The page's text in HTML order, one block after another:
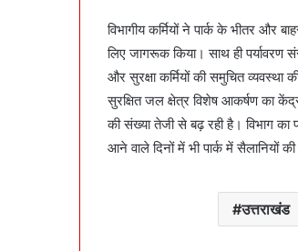
विभागीय कर्मियों ने पार्क के भीतर और
लिए जागरूक किया। साथ ही पर्यावरण
और सुरक्षा कर्मियों की समुचित
सुरक्षित जल क्षेत्र विशेष आकर्षण का
की संख्या तेजी से बढ़ रही है। विभाग का
आने वाले दिनों में भी पार्क में सैलानियों
उत्तराखंड